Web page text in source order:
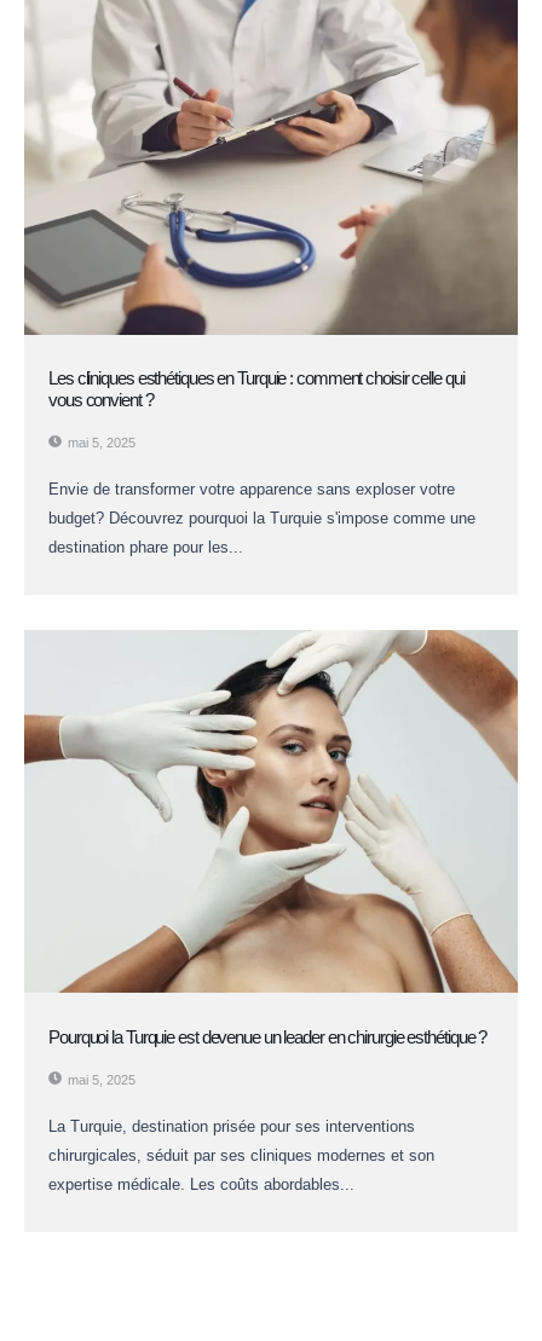
Les cliniques esthétiques en Turquie : comment choisir celle qui
vous convient ?
mai 5, 2025
Envie de transformer votre apparence sans exploser votre
budget? Découvrez pourquoi la Turquie s'impose comme une
destination phare pour les...
Pourquoi la Turquie est devenue un leader en chirurgie esthétique ?
mai 5, 2025
La Turquie, destination prisée pour ses interventions
chirurgicales, séduit par ses cliniques modernes et son
expertise médicale. Les coûts abordables...